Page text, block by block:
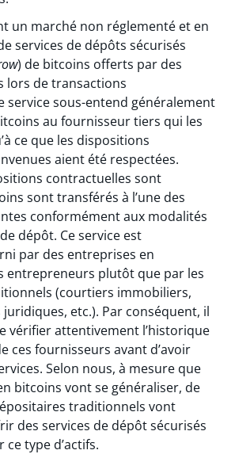
un marché non réglementé et en
services de dépôts sécurisés
) de bitcoins offerts par des
lors de transactions
service sous-entend généralement
au fournisseur tiers qui les
ce que les dispositions
aient été respectées.
contractuelles sont
sont transférés à l’une des
conformément aux modalités
dépôt. Ce service est
par des entreprises en
entrepreneurs plutôt que par les
(courtiers immobiliers,
etc.). Par conséquent, il
vérifier attentivement l’historique
ces fournisseurs avant d’avoir
Selon nous, à mesure que
bitcoins vont se généraliser, de
traditionnels vont
des services de dépôt sécurisés
type d’actifs.